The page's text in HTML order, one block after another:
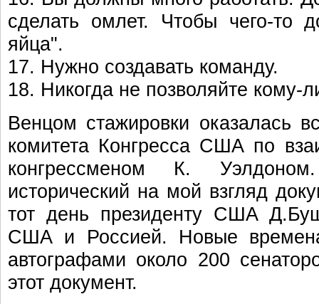
сделать омлет. Чтобы чего-то
яйца".
17. Нужно создавать команду.
18. Никогда не позволяйте кому-
Венцом стажировки оказалась
комитета Конгресса США по
конгрессменом К.
исторический на мой взгляд
тот день президенту США
США и Россией. Новые
автографами около 200
этот документ.